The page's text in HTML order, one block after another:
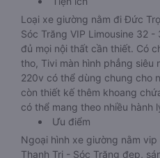
Loại xe giường nằm đi Đức
Sóc Trăng VIP Limousine 32
đủ mọi nội thất cần thiết. Có
tho, Tivi màn hình phẳng siêu
220v có thể dùng chung cho
còn thiết kế thêm khoang
có thể mang theo nhiều hành
Ưu điểm
Ngoại hình xe giường nằm
Thạnh Trị - Sóc Trăng đẹp,